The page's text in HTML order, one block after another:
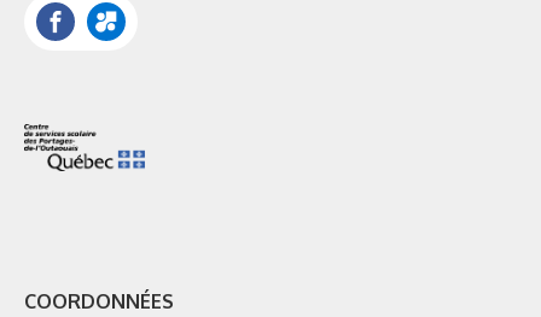
Facebook
Portail
Mozaik
COORDONNÉES